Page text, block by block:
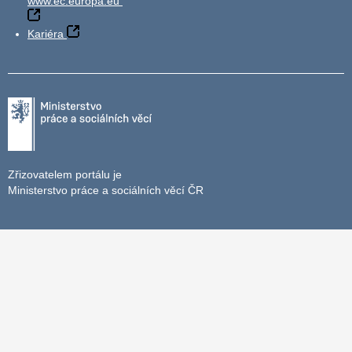
Kariéra
Zřizovatelem portálu je
Ministerstvo práce a sociálních věcí ČR